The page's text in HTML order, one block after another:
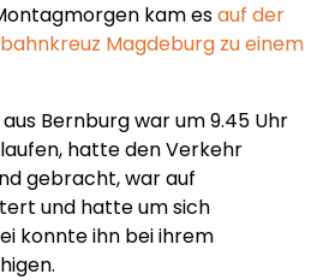
kam esauf der
Magdeburg zu einem
Bernburg war um 9.45 Uhr
hatte den Verkehr
gebracht, war auf
und hatte um sich
konnte ihn bei ihrem